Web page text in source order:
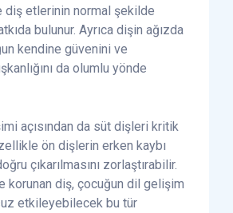
diş etlerinin normal şekilde
bulunur. Ayrıca dişin ağızda
kendine güvenini ve
da olumlu yönde
açısından da süt dişleri kritik
ön dişlerin erken kaybı
çıkarılmasını zorlaştırabilir.
korunan diş, çocuğun dil gelişim
etkileyebilecek bu tür